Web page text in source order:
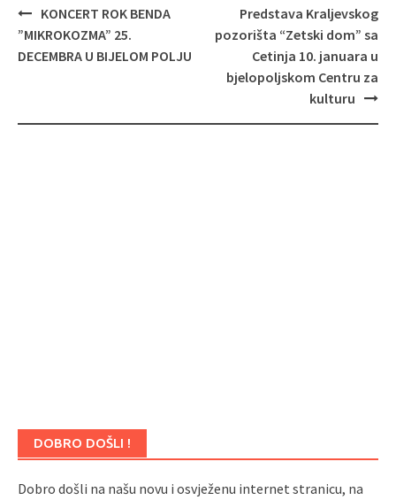
Post
navigation
KONCERT ROK BENDA
”MIKROKOZMA” 25.
DECEMBRA U BIJELOM POLJU
Predstava Kraljevskog
pozorišta “Zetski dom” sa
Cetinja 10. januara u
bjelopoljskom Centru za
kulturu
DOBRO DOŠLI !
Dobro došli na našu novu i osvježenu internet stranicu, na